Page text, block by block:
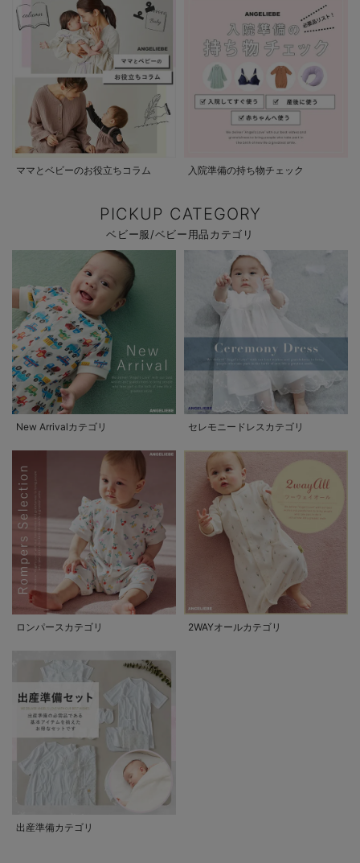
ママとベビーのお役立ちコラム 入院準備の持ち物チェック
PICKUP CATEGORY
ベビー服/ベビー用品カテゴリ
New Arrivalカテゴリ セレモニードレスカテゴリ
ロンパースカテゴリ 2WAYオールカテゴリ
出産準備カテゴリ